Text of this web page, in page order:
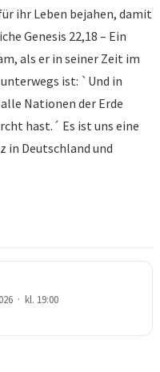
ihr Leben bejahen, damit
Genesis 22,18 – Ein
als er in seiner Zeit im
ist: `Und in
Nationen der Erde
hast.´ Es ist uns eine
in Deutschland und
· kl. 19:00